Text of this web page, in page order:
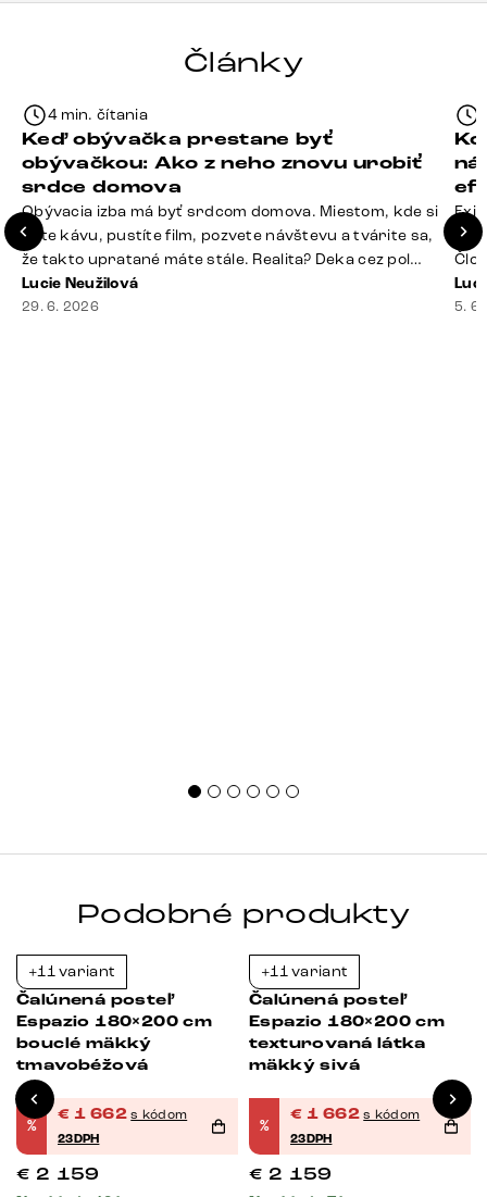
Články
4 min. čítania
Keď obývačka prestane byť
obývačkou: Ako z neho znovu urobiť
srdce domova
Obývacia izba má byť srdcom domova. Miestom, kde si
dáte kávu, pustíte film, pozvete návštevu a tvárite sa,
že takto upratané máte stále. Realita? Deka cez pol
sedačky, ovládač záhadne zmizol, konferenčný stolík
slúži ako odkladisko všetkého od účteniek po balzam
Lucie Neužilová
29. 6. 2026
si
5.
Podobné produkty
+11 variant
Čalúnená posteľ
Espazio 180×200 cm
bouclé mäkký
tmavobéžová
%
€ 1 662 s kódom
23DPH
€ 2 159
+11 variant
Čalúnená posteľ
Espazio 180×200 cm
texturovaná látka
mäkký sivá
%
€ 1 662 s kódom
23DPH
€ 2 159